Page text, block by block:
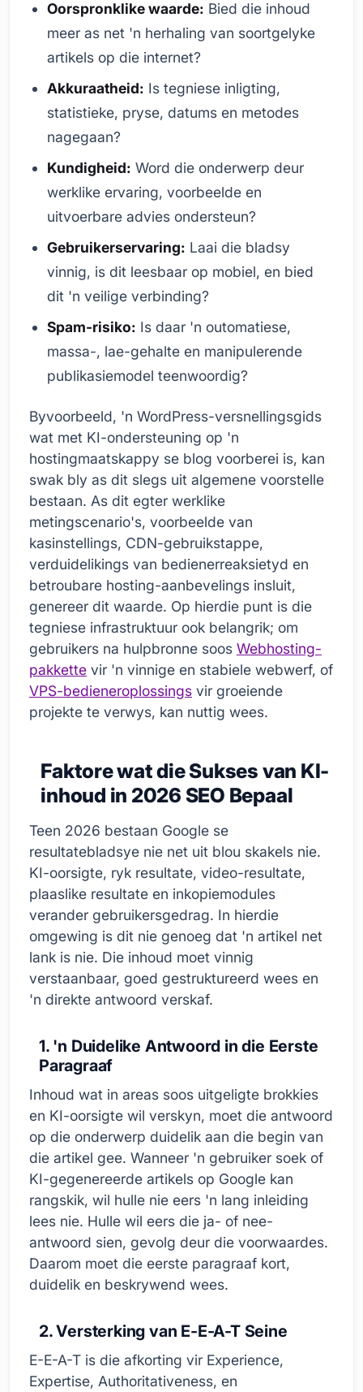
Oorspronklike waarde: Bied die inhoud
meer as net 'n herhaling van soortgelyke
artikels op die internet?
Akkuraatheid: Is tegniese inligting,
statistieke, pryse, datums en metodes
nagegaan?
Kundigheid: Word die onderwerp deur
werklike ervaring, voorbeelde en
uitvoerbare advies ondersteun?
Gebruikerservaring: Laai die bladsy
vinnig, is dit leesbaar op mobiel, en bied
dit 'n veilige verbinding?
Spam-risiko: Is daar 'n outomatiese,
massa-, lae-gehalte en manipulerende
publikasiemodel teenwoordig?
Byvoorbeeld, 'n WordPress-versnellingsgids
wat met KI-ondersteuning op 'n
hostingmaatskappy se blog voorberei is, kan
swak bly as dit slegs uit algemene voorstelle
bestaan. As dit egter werklike
metingscenario's, voorbeelde van
kasinstellings, CDN-gebruikstappe,
verduidelikings van bedienerreaksietyd en
betroubare hosting-aanbevelings insluit,
genereer dit waarde. Op hierdie punt is die
tegniese infrastruktuur ook belangrik; om
gebruikers na hulpbronne soos Webhosting-
pakkette vir 'n vinnige en stabiele webwerf, of
VPS-bedieneroplossings vir groeiende
projekte te verwys, kan nuttig wees.
Faktore wat die Sukses van KI-
inhoud in 2026 SEO Bepaal
Teen 2026 bestaan Google se
resultatebladsye nie net uit blou skakels nie.
KI-oorsigte, ryk resultate, video-resultate,
plaaslike resultate en inkopiemodules
verander gebruikersgedrag. In hierdie
omgewing is dit nie genoeg dat 'n artikel net
lank is nie. Die inhoud moet vinnig
verstaanbaar, goed gestruktureerd wees en
'n direkte antwoord verskaf.
1. 'n Duidelike Antwoord in die Eerste
Paragraaf
Inhoud wat in areas soos uitgeligte brokkies
en KI-oorsigte wil verskyn, moet die antwoord
op die onderwerp duidelik aan die begin van
die artikel gee. Wanneer 'n gebruiker soek of
KI-gegenereerde artikels op Google kan
rangskik, wil hulle nie eers 'n lang inleiding
lees nie. Hulle wil eers die ja- of nee-
antwoord sien, gevolg deur die voorwaardes.
Daarom moet die eerste paragraaf kort,
duidelik en beskrywend wees.
2. Versterking van E-E-A-T Seine
E-E-A-T is die afkorting vir Experience,
Expertise, Authoritativeness, en